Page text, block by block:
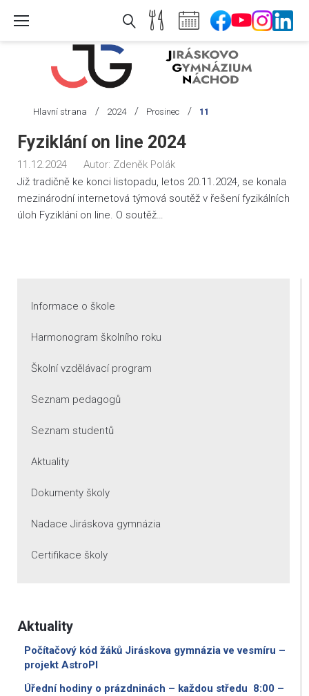
Hlavní strana / 2024 / Prosinec / 11
Den:
11.
12.
2024
Fyziklání on line 2024
11.12.2024 Autor: Zdeněk Polák
Již tradičně ke konci listopadu, letos 20.11.2024, se konala
mezinárodní internetová týmová soutěž v řešení fyzikálních
úloh Fyziklání on line. O soutěž…
Informace o škole
Harmonogram školního roku
Školní vzdělávací program
Seznam pedagogů
Seznam studentů
Aktuality
Dokumenty školy
Nadace Jiráskova gymnázia
Certifikace školy
Aktuality
Počítačový kód žáků Jiráskova gymnázia ve vesmíru –
projekt AstroPI
Úřední hodiny o prázdninách – každou středu 8:00 –